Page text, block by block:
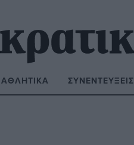
ΑΘΛΗΤΙΚΆ ΣΥΝΕΝΤΕΎΞΕΙΣ